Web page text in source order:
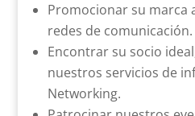
Promocionar su marca
redes de comunicación.
Encontrar su socio
nuestros servicios de
Networking.